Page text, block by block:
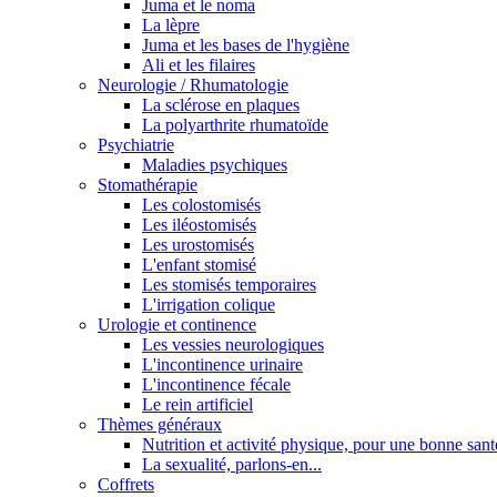
Juma et le noma
La lèpre
Juma et les bases de l'hygiène
Ali et les filaires
Neurologie / Rhumatologie
La sclérose en plaques
La polyarthrite rhumatoïde
Psychiatrie
Maladies psychiques
Stomathérapie
Les colostomisés
Les iléostomisés
Les urostomisés
L'enfant stomisé
Les stomisés temporaires
L'irrigation colique
Urologie et continence
Les vessies neurologiques
L'incontinence urinaire
L'incontinence fécale
Le rein artificiel
Thèmes généraux
Nutrition et activité physique, pour une bonne
La sexualité, parlons-en...
Coffrets